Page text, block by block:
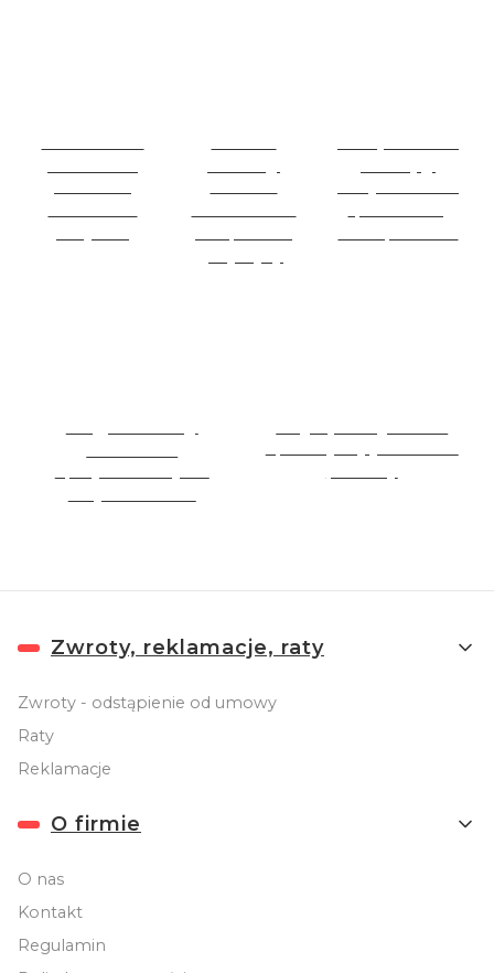
Linki w stopce
Zwroty, reklamacje, raty
Zwroty - odstąpienie od umowy
Raty
Reklamacje
O firmie
O nas
Kontakt
Regulamin